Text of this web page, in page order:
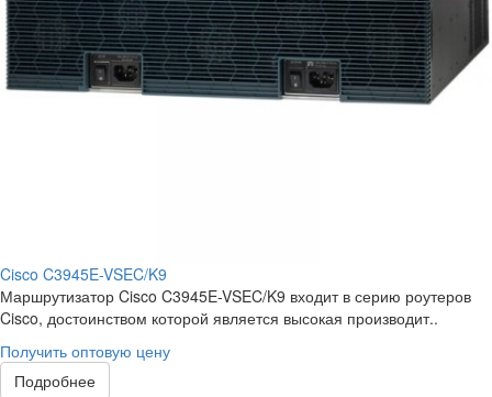
Cisco C3945E-VSEC/K9
Маршрутизатор Cisco C3945E-VSEC/K9 входит в серию роутеров
Cisco, достоинством которой является высокая производит..
Получить оптовую цену
Подробнее